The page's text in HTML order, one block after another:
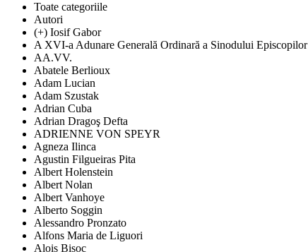
Toate categoriile
Autori
(+) Iosif Gabor
A XVI-a Adunare Generală Ordinară a Sinodului Episcopilor
AA.VV.
Abatele Berlioux
Adam Lucian
Adam Szustak
Adrian Cuba
Adrian Dragoş Defta
ADRIENNE VON SPEYR
Agneza Ilinca
Agustin Filgueiras Pita
Albert Holenstein
Albert Nolan
Albert Vanhoye
Alberto Soggin
Alessandro Pronzato
Alfons Maria de Liguori
Alois Bisoc